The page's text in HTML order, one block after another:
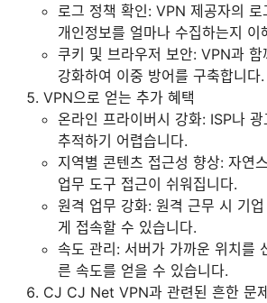
로그 정책 확인: VPN 제공자의 로
개인정보를 얼마나 수집하는지 이
쿠키 및 브라우저 보안: VPN과 함
강화하여 이중 방어를 구축합니다.
VPN으로 얻는 추가 혜택
온라인 프라이버시 강화: ISP나
추적하기 어렵습니다.
지역별 콘텐츠 접근성 향상: 자연
업무 도구 접근이 쉬워집니다.
원격 업무 강화: 원격 근무 시 기
게 접속할 수 있습니다.
속도 관리: 서버가 가까운 위치를
른 속도를 얻을 수 있습니다.
CJ CJ Net VPN과 관련된 흔한 문